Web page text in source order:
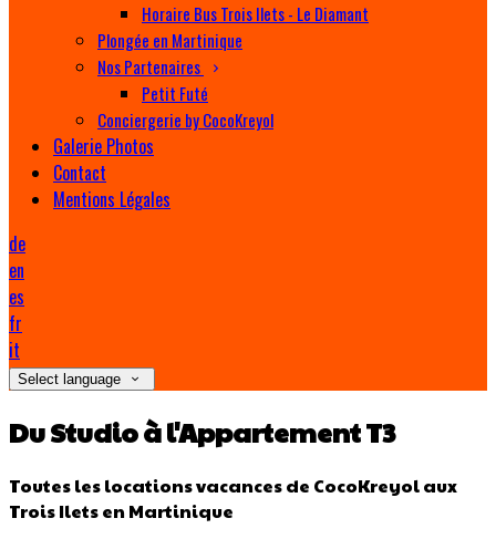
Horaire Bus Trois Ilets - Le Diamant
Plongée en Martinique
Nos Partenaires
Petit Futé
Conciergerie by CocoKreyol
Galerie Photos
Contact
Mentions Légales
de
en
es
fr
it
Select language
Du Studio à l'Appartement T3
Toutes les locations vacances de CocoKreyol aux
Trois Ilets en Martinique